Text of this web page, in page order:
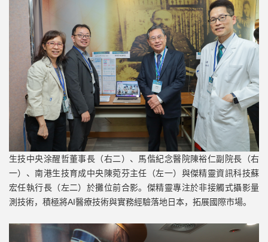
生技中央涂醒哲董事長（右二）、馬偕紀念醫院陳裕仁副院長（右
一）、南港生技育成中央陳菀芬主任（左一）與傑精靈資訊科技蘇
宏任執行長（左二）於攤位前合影。傑精靈專注於非接觸式攝影量
測技術，積極將AI醫療技術與實務經驗落地日本，拓展國際市場。